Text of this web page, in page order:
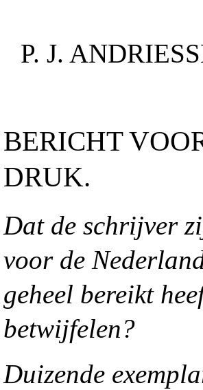
P. J.
BERICHT
DRUK.
Dat de schrijver
voor de
geheel bereikt
betwijfelen?
Duizende